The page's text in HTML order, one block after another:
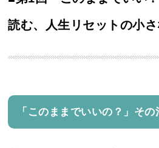
読む、
人生リセットの小
「このままでいいの？」そ